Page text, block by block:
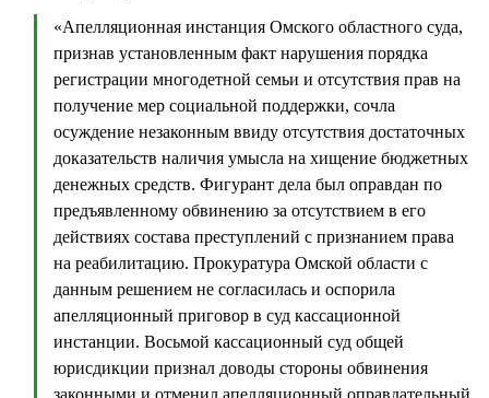
«Апелляционная инстанция Омского областного суда,
признав установленным факт нарушения порядка
регистрации многодетной семьи и отсутствия прав на
получение мер социальной поддержки, сочла
осуждение незаконным ввиду отсутствия достаточных
доказательств наличия умысла на хищение бюджетных
денежных средств. Фигурант дела был оправдан по
предъявленному обвинению за отсутствием в его
действиях состава преступлений с признанием права
на реабилитацию. Прокуратура Омской области с
данным решением не согласилась и оспорила
апелляционный приговор в суд кассационной
инстанции. Восьмой кассационный суд общей
юрисдикции признал доводы стороны обвинения